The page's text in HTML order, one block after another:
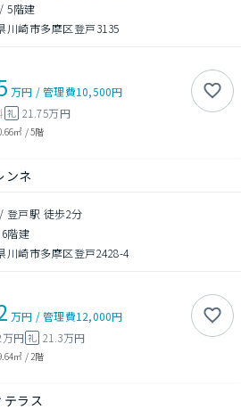
/5階建
川崎市多摩区登戸3135
万円 /管理費10,500円
礼 21.75万円
㎡ /5階
ンネ
登戸駅 徒歩2分
6階建
川崎市多摩区登戸2428-4
万円 /管理費12,000円
万円 礼 21.3万円
㎡ / 2階
テラス